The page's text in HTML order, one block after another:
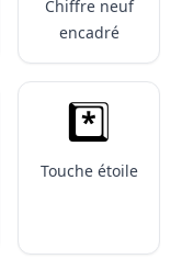
Chiffre neuf
encadré
*️⃣
Touche étoile